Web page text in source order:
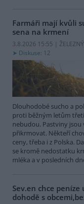
Farmáři mají kvůli
sena na krmení
3.8.2026 15:55 | ŽELEZNÝ
Diskuse: 12
Dlouhodobé sucho a
proti běžným letům
nebudou. Pastviny jsou
přikrmovat. Někteří
ceny, třeba i z Polska.
se kromě nedostatku
mléka a v posledních
Sev.en chce
dohodě s